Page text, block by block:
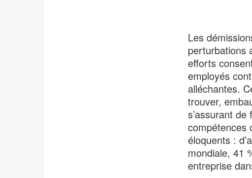
Les
perturbations
efforts
employés
alléchantes.
trouver,
s’assurant
compétences
éloquents :
mondiale, 41
entreprise